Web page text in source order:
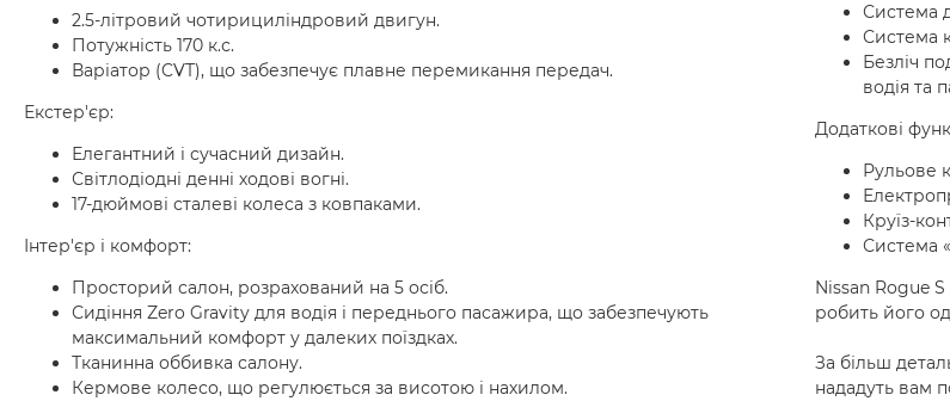
2.5-літровий чотирициліндровий двигун.
Потужність 170 к.с.
Варіатор (CVT), що забезпечує плавне перемикання передач.
Екстер'єр:
Елегантний і сучасний дизайн.
Світлодіодні денні ходові вогні.
17-дюймові сталеві колеса з ковпаками.
Інтер'єр і комфорт:
Просторий салон, розрахований на 5 осіб.
Сидіння Zero Gravity для водія і переднього пасажира, що забезпечують
максимальний комфорт у далеких поїздках.
Тканинна оббивка салону.
Кермове колесо, що регулюється за висотою і нахилом.
Система
Система
Безліч
водія та
Додаткові
Рульове
Круїз-
Система
Nissan Rogue
робить його
За більш
нададуть вам